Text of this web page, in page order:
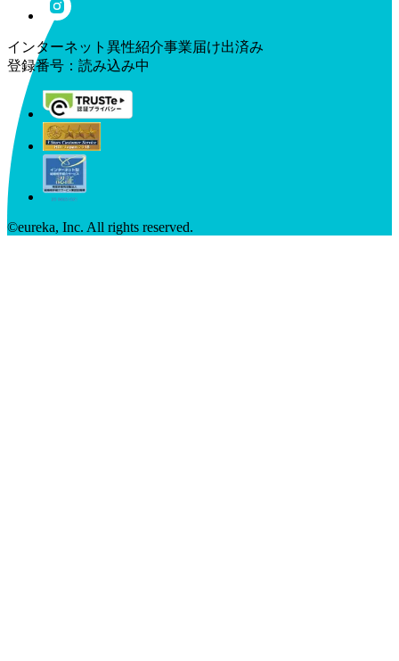
インターネット異性紹介事業届け出済み
登録番号： 読み込み中
©︎eureka, Inc. All rights reserved.